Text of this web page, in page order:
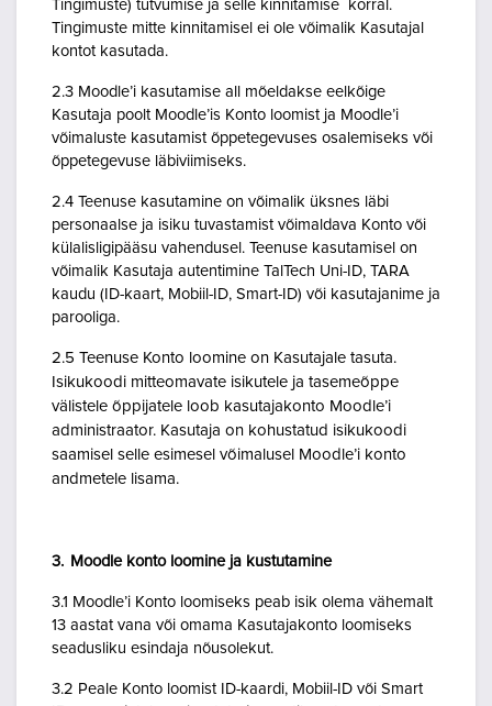
Tingimuste) tutvumise ja selle kinnitamise korral.
Tingimuste mitte kinnitamisel ei ole võimalik Kasutajal
kontot kasutada.
2.3 Moodle’i kasutamise all mõeldakse eelkõige
Kasutaja poolt Moodle’is Konto loomist ja Moodle’i
võimaluste kasutamist õppetegevuses osalemiseks või
õppetegevuse läbiviimiseks.
2.4 Teenuse kasutamine on võimalik üksnes läbi
personaalse ja isiku tuvastamist võimaldava Konto või
külalisligipääsu vahendusel. Teenuse kasutamisel on
võimalik Kasutaja autentimine TalTech Uni-ID, TARA
kaudu (ID-kaart, Mobiil-ID, Smart-ID) või kasutajanime ja
parooliga.
2.5 Teenuse Konto loomine on Kasutajale tasuta.
Isikukoodi mitteomavate isikutele ja tasemeõppe
välistele õppijatele loob kasutajakonto Moodle’i
administraator. Kasutaja on kohustatud isikukoodi
saamisel selle esimesel võimalusel Moodle’i konto
andmetele lisama.
3. Moodle konto loomine ja kustutamine
3.1 Moodle’i Konto loomiseks peab isik olema vähemalt
13 aastat vana või omama Kasutajakonto loomiseks
seadusliku esindaja nõusolekut.
3.2 Peale Konto loomist ID-kaardi, Mobiil-ID või Smart